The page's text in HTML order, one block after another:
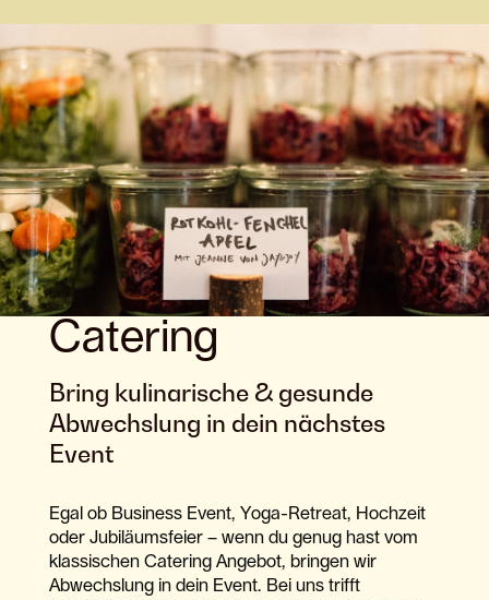
[/et_pb_column]
Catering
Bring kulinarische & gesunde
Abwechslung in dein nächstes
Event
Egal ob Business Event, Yoga-Retreat, Hochzeit
oder Jubiläumsfeier – wenn du genug hast vom
klassischen Catering Angebot, bringen wir
Abwechslung in dein Event. Bei uns trifft